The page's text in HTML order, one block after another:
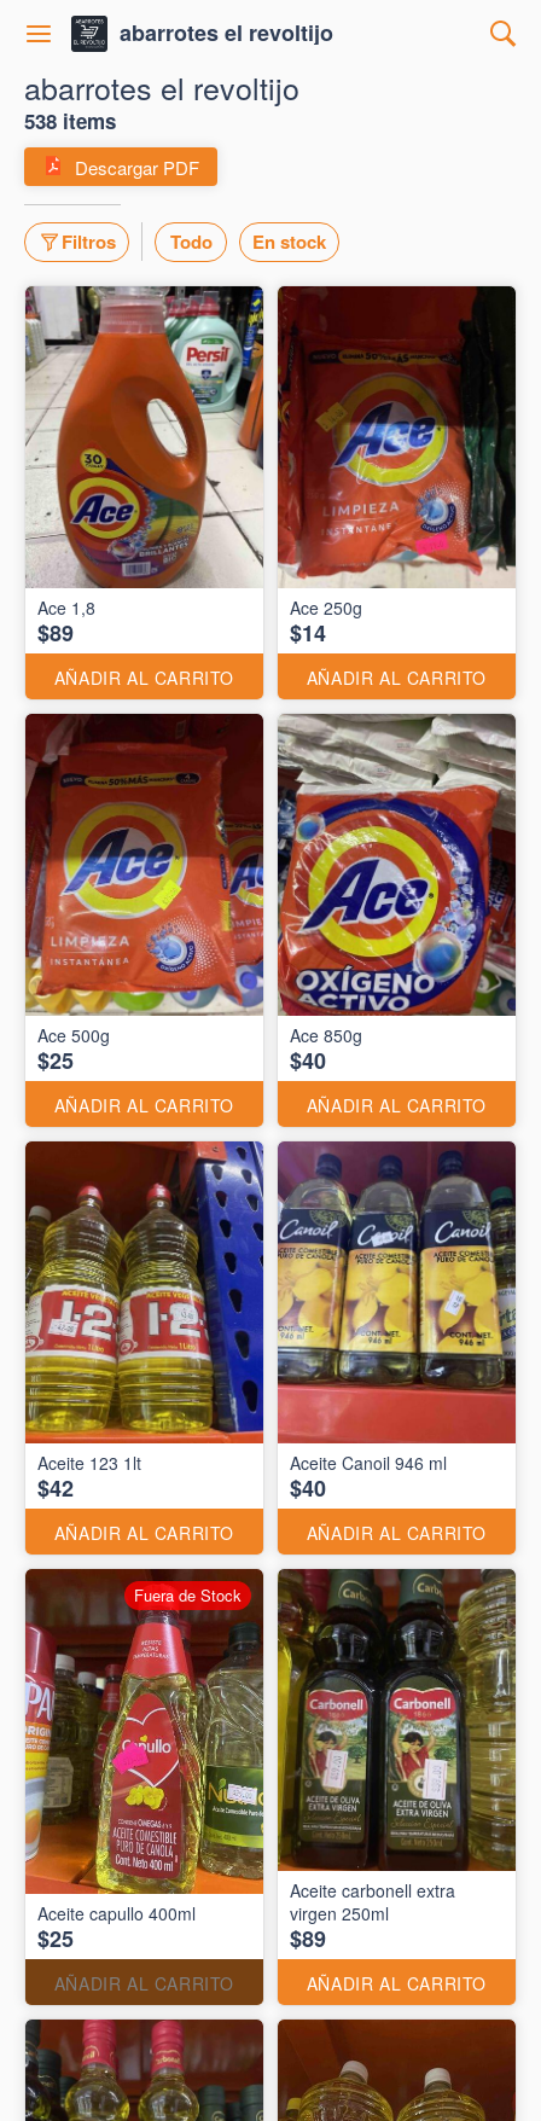
abarrotes el revoltijo
abarrotes el revoltijo
538 items
Descargar PDF
Filtros Todo En stock
Ace 1,8
$89
AÑADIR AL CARRITO
Ace 250g
$14
AÑADIR AL CARRITO
Ace 500g
$25
AÑADIR AL CARRITO
Ace 850g
$40
AÑADIR AL CARRITO
Aceite 123 1lt
$42
AÑADIR AL CARRITO
Aceite Canoil 946 ml
$40
AÑADIR AL CARRITO
Aceite capullo 400ml
$25
AÑADIR AL CARRITO
Fuera de Stock
Aceite carbonell extra
virgen 250ml
$89
AÑADIR AL CARRITO